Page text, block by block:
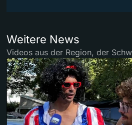
Weitere News
Videos aus der Region, der